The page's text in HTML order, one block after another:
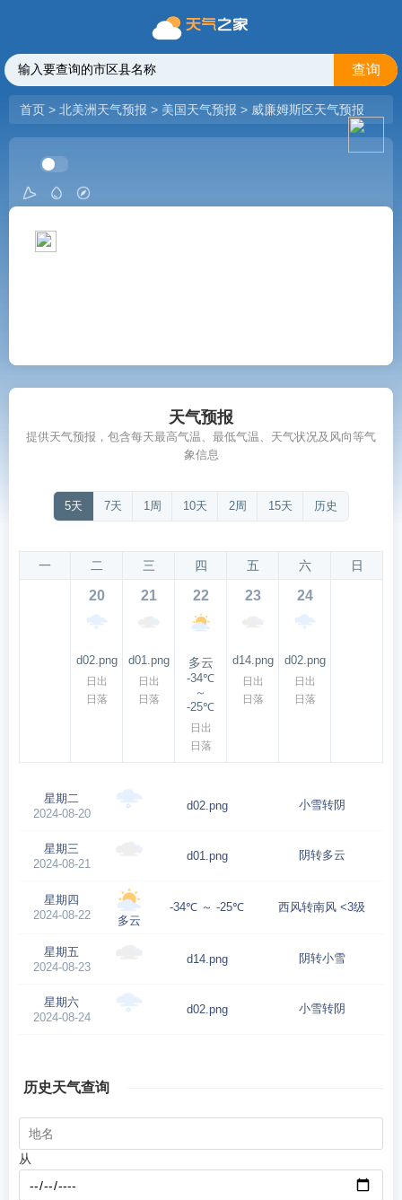
查询
首页 > 北美洲天气预报 > 美国天气预报 > 威廉姆斯区天气预报
天气预报
提供天气预报，包含每天最高气温、最低气温、天气状况及风向等气
象信息
5天 7天 1周 10天 2周 15天 历史
一 二 三 四 五 六 日
20
d02.png
日出
日落
21
d01.png
日出
日落
22
多云
-34℃
～
-25℃
日出
日落
23
d14.png
日出
日落
24
d02.png
日出
日落
星期二
2024-08-20
d02.png 小雪转阴
星期三
2024-08-21
d01.png 阴转多云
星期四
2024-08-22
多云
-34℃ ～ -25℃ 西风转南风 <3级
星期五
2024-08-23
d14.png 阴转小雪
星期六
2024-08-24
d02.png 小雪转阴
历史天气查询
从